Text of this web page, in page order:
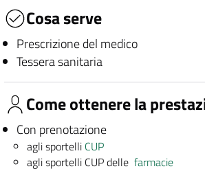
Cosa serve
Prescrizione del medico
Tessera sanitaria
Come ottenere la
Con prenotazione
agli sportelli CUP
agli sportelli CUP dellefarmacie